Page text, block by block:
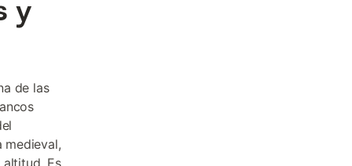
y
de las
medieval,
Es